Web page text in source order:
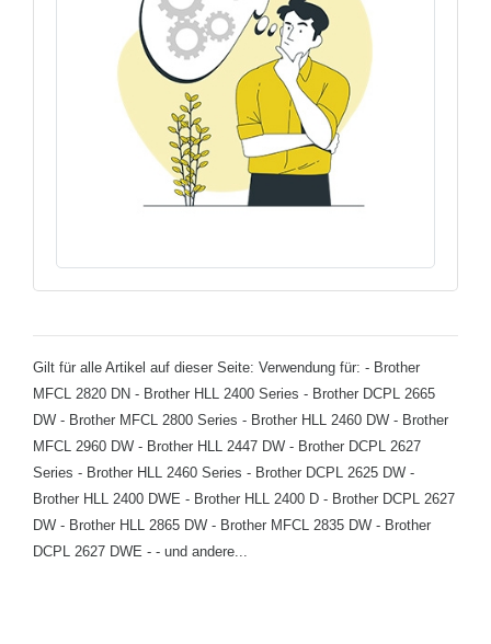
Gilt für alle Artikel auf dieser Seite: Verwendung für: - Brother
MFCL 2820 DN - Brother HLL 2400 Series - Brother DCPL 2665
DW - Brother MFCL 2800 Series - Brother HLL 2460 DW - Brother
MFCL 2960 DW - Brother HLL 2447 DW - Brother DCPL 2627
Series - Brother HLL 2460 Series - Brother DCPL 2625 DW -
Brother HLL 2400 DWE - Brother HLL 2400 D - Brother DCPL 2627
DW - Brother HLL 2865 DW - Brother MFCL 2835 DW - Brother
DCPL 2627 DWE - - und andere...